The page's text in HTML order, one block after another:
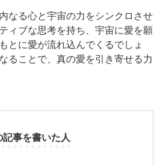
なる心と宇宙の力をシンクロさせ
ィブな思考を持ち、宇宙に愛を願
とに愛が流れ込んでくるでしょ
ることで、真の愛を引き寄せる力
記事を書いた人